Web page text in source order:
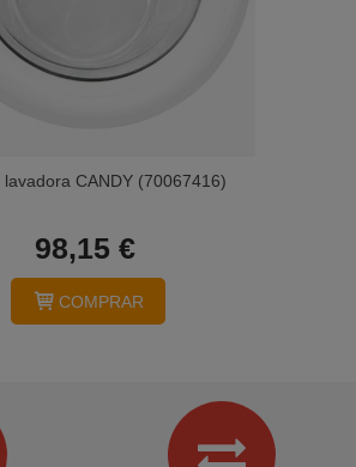
lavadora CANDY (70067416)
98,15 €
COMPRAR